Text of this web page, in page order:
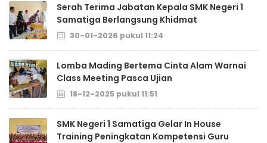
Serah Terima Jabatan Kepala SMK Negeri 1
Samatiga Berlangsung Khidmat
30-01-2026 pukul 11:24
Lomba Mading Bertema Cinta Alam Warnai
Class Meeting Pasca Ujian
18-12-2025 pukul 11:51
SMK Negeri 1 Samatiga Gelar In House
Training Peningkatan Kompetensi Guru